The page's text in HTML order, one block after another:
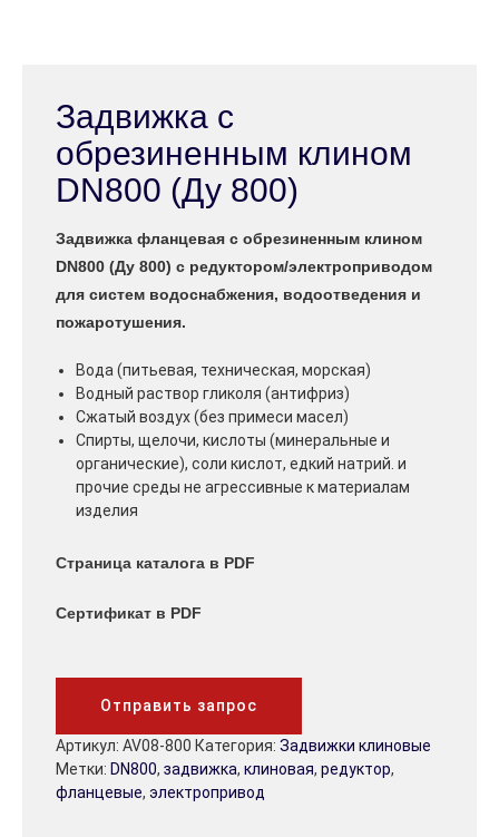
Задвижка с
обрезиненным клином
DN800 (Ду 800)
Задвижка фланцевая с обрезиненным клином
DN800 (Ду 800) с редуктором/электроприводом
для систем водоснабжения, водоотведения и
пожаротушения.
Вода (питьевая, техническая, морская)
Водный раствор гликоля (антифриз)
Сжатый воздух (без примеси масел)
Спирты, щелочи, кислоты (минеральные и
органические), соли кислот, едкий натрий. и
прочие среды не агрессивные к материалам
изделия
Страница каталога в PDF
Сертификат в PDF
Отправить запрос
Артикул: AV08-800 Категория: Задвижки клиновые
Метки: DN800, задвижка, клиновая, редуктор,
фланцевые, электропривод